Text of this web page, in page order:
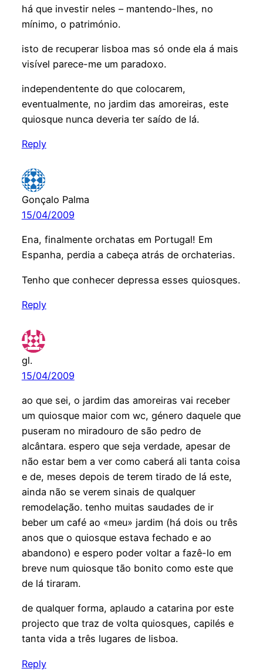
há que investir neles – mantendo-lhes, no
mínimo, o património.
isto de recuperar lisboa mas só onde ela á mais
visível parece-me um paradoxo.
independentente do que colocarem,
eventualmente, no jardim das amoreiras, este
quiosque nunca deveria ter saído de lá.
Reply
Gonçalo Palma
15/04/2009
Ena, finalmente orchatas em Portugal! Em
Espanha, perdia a cabeça atrás de orchaterias.
Tenho que conhecer depressa esses quiosques.
Reply
gl.
15/04/2009
ao que sei, o jardim das amoreiras vai receber
um quiosque maior com wc, género daquele que
puseram no miradouro de são pedro de
alcântara. espero que seja verdade, apesar de
não estar bem a ver como caberá ali tanta coisa
e de, meses depois de terem tirado de lá este,
ainda não se verem sinais de qualquer
remodelação. tenho muitas saudades de ir
beber um café ao «meu» jardim (há dois ou três
anos que o quiosque estava fechado e ao
abandono) e espero poder voltar a fazê-lo em
breve num quiosque tão bonito como este que
de lá tiraram.
de qualquer forma, aplaudo a catarina por este
projecto que traz de volta quiosques, capilés e
tanta vida a três lugares de lisboa.
Reply